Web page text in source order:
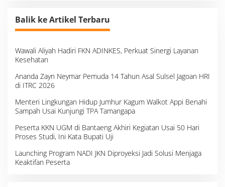
Balik ke Artikel Terbaru
Wawali Aliyah Hadiri FKN ADINKES, Perkuat Sinergi Layanan
Kesehatan
Ananda Zayn Neymar Pemuda 14 Tahun Asal Sulsel Jagoan HRI
di ITRC 2026
Menteri Lingkungan Hidup Jumhur Kagum Walkot Appi Benahi
Sampah Usai Kunjungi TPA Tamangapa
Peserta KKN UGM di Bantaeng Akhiri Kegiatan Usai 50 Hari
Proses Studi, Ini Kata Bupati Uji
Launching Program NADI JKN Diproyeksi Jadi Solusi Menjaga
Keaktifan Peserta